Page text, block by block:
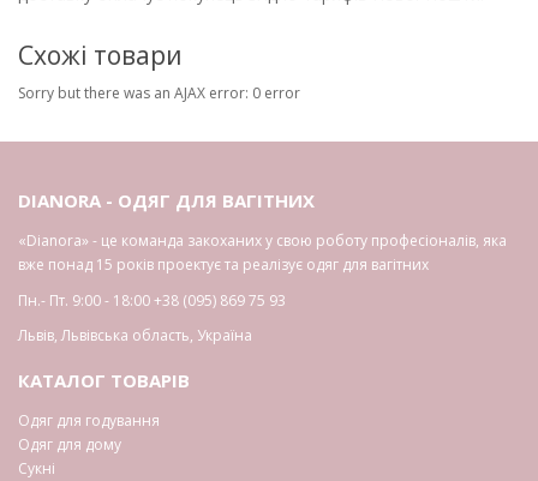
Схожі товари
Sorry but there was an AJAX error: 0 error
DIANORA - ОДЯГ ДЛЯ ВАГІТНИХ
«Dianora» - це команда закоханих у свою роботу професіоналів, яка
вже понад 15 років проектує та реалізує одяг для вагітних
Пн.- Пт. 9:00 - 18:00+38 (095) 869 75 93
Львів,Львівська область, Україна
КАТАЛОГ ТОВАРІВ
Одяг для годування
Одяг для дому
Сукні